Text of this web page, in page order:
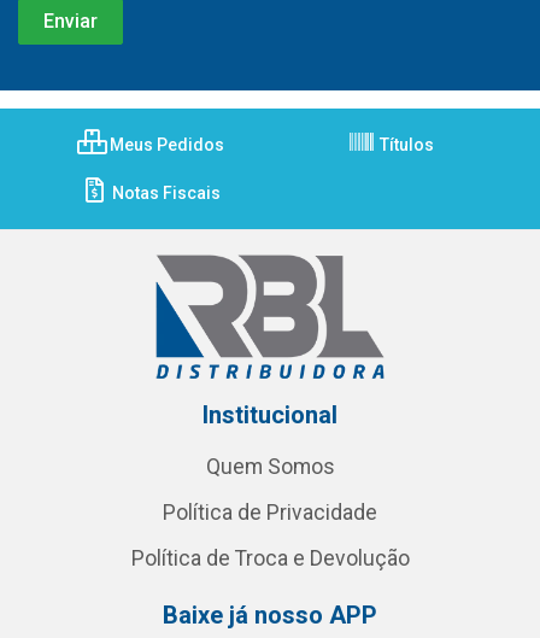
Meus Pedidos Títulos
Notas Fiscais
Institucional
Quem Somos
Política de Privacidade
Política de Troca e Devolução
Baixe já nosso APP